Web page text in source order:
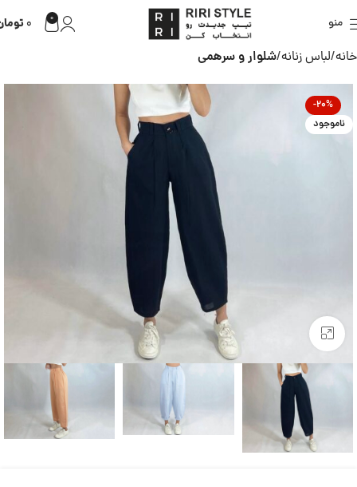
منو 0
0
خانه لباس زنانه شلوار و سرهمی
-20%
ناموجود
بزرگنمایی تصویر